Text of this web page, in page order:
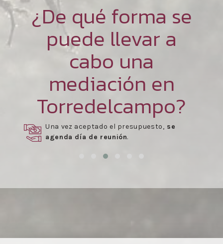
¿De qué forma se
puede llevar a
cabo una
mediación en
Torredelcampo?
Una vez aceptado el presupuesto, se
agenda día de reunión.